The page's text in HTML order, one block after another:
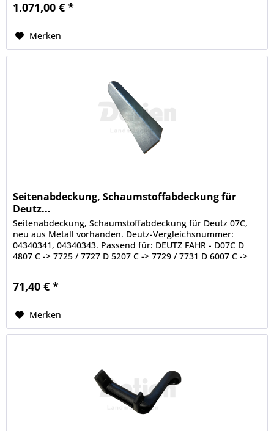
1.071,00 € *
Merken
Seitenabdeckung, Schaumstoffabdeckung für
Deutz...
Seitenabdeckung, Schaumstoffabdeckung für Deutz 07C,
neu aus Metall vorhanden. Deutz-Vergleichsnummer:
04340341, 04340343. Passend für: DEUTZ FAHR - D07C D
4807 C -> 7725 / 7727 D 5207 C -> 7729 / 7731 D 6007 C ->
71,40 € *
Merken